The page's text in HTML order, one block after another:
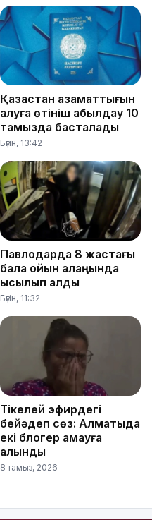
Қазақстан азаматтығын
алуға өтініш қабылдау 10
тамызда басталады
Бүгін, 13:42
Павлодарда 8 жастағы
бала ойын алаңында
қысылып қалды
Бүгін, 11:32
Тікелей эфирдегі
бейәдеп сөз: Алматыда
екі блогер қамауға
алынды
8 тамыз, 2026